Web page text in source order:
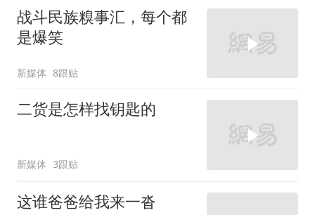
战斗民族糗事汇，每个都
是爆笑
新媒体 8跟贴
二货是怎样找钥匙的
新媒体 3跟贴
这谁爸爸给我来一沓